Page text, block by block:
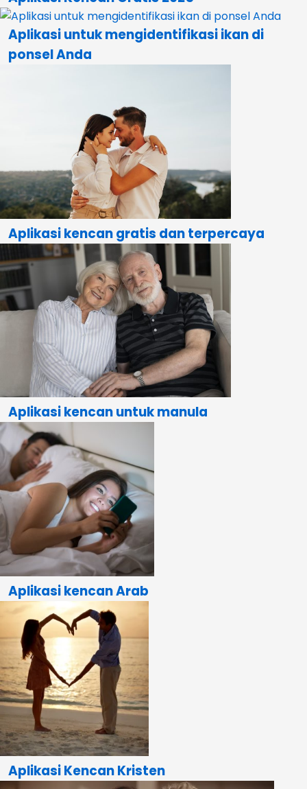
Aplikasi untuk mengidentifikasi ikan di
ponsel Anda
Aplikasi kencan gratis dan terpercaya
Aplikasi kencan untuk manula
Aplikasi kencan Arab
Aplikasi Kencan Kristen